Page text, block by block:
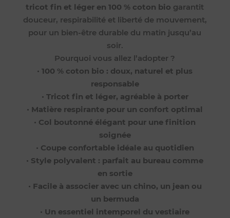
tricot fin et léger en 100 % coton bio garantit
douceur, respirabilité et liberté de mouvement,
pour un bien-être durable du matin jusqu’au
soir.
Pourquoi vous allez l’adopter ?
•100 % coton bio : doux, naturel et plus
responsable
• Tricot fin et léger, agréable à porter
• Matière respirante pour un confort optimal
• Col boutonné élégant pour une finition
soignée
• Coupe confortable idéale au quotidien
• Style polyvalent : parfait au bureau comme
en sortie
• Facile à associer avec un chino, un jean ou
un bermuda
• Un essentiel intemporel du vestiaire